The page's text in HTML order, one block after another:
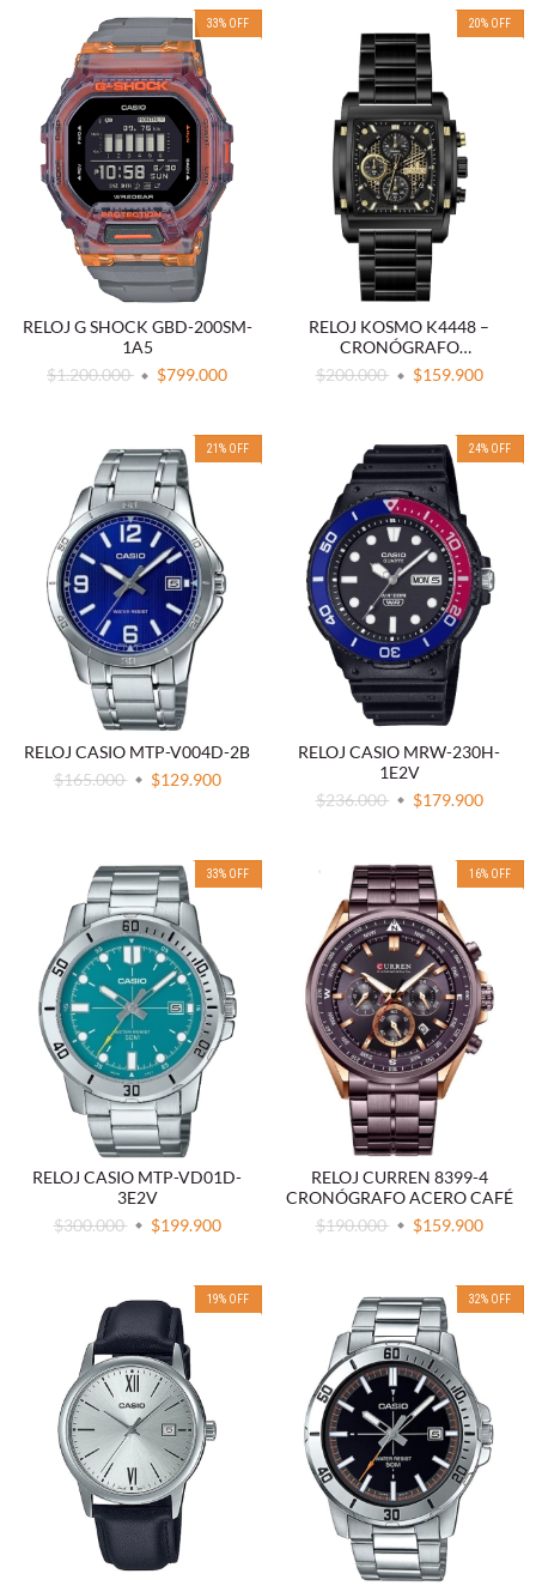
33% OFF
RELOJ G SHOCK GBD-200SM-
1A5
$1.200.000
$799.000
20% OFF
RELOJ KOSMO K4448 –
CRONÓGRAFO
MULTIFUNCIÓN CUADRADO
$200.000 $159.900
21 % OFF
RELOJ CASIO MTP-V004D-2B
$165.000
$129.900
24% OFF
RELOJ CASIO MRW-230H-
1E2V
$236.000
$179.900
33% OFF
RELOJ CASIO MTP-VD01D-
3E2V
$300.000
$199.900
16% OFF
RELOJ CURREN 8399-4
CRONÓGRAFO ACERO CAFÉ
$190.000
$159.900
19% OFF 32% OFF